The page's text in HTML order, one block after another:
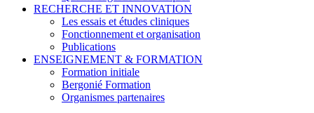
RECHERCHE ET INNOVATION
Les essais et études cliniques
Fonctionnement et organisation
Publications
ENSEIGNEMENT & FORMATION
Formation initiale
Bergonié Formation
Organismes partenaires